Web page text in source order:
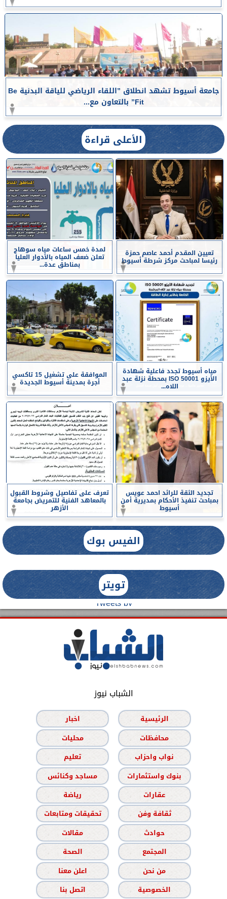
جامعة أسيوط تشهد انطلاق ”اللقاء الرياضي للياقة البدنية Be
Fit” بالتعاون مع...
الأعلى قراءة
تعيين المقدم أحمد عاصم حمزة
رئيسا لمباحث مركز شرطة أسيوط
لمدة خمس ساعات مياه سوهاج
تعلن ضعف المياه بالأدوار العليا
بمناطق عدة...
مياه أسيوط تجدد فاعلية شهادة
الأيزو ISO 50001 بمحطة نزلة عبد
اللاه...
الموافقة على تشغيل 15 تاكسي
أجرة بمدينة أسيوط الجديدة
تجديد الثقة للرائد احمد عويس
بمباحث تنفيذ الأحكام بمديرية أمن
أسيوط
تعرف على تفاصيل وشروط القبول
بالمعاهد الفنية للتمريض بجامعة
الأزهر
الفيس بوك
تويتر
Tweets by
الشباب نيوز
الرئيسية
اخبار
محافظات
محليات
نواب واحزاب
تعليم
بنوك واستثمارات
مساجد وكنائس
عقارات
رياضة
ثقافة وفن
تحقيقات ومتابعات
حوادث
مقالات
المجتمع
الصحة
من نحن
اعلن معنا
الخصوصية
اتصل بنا